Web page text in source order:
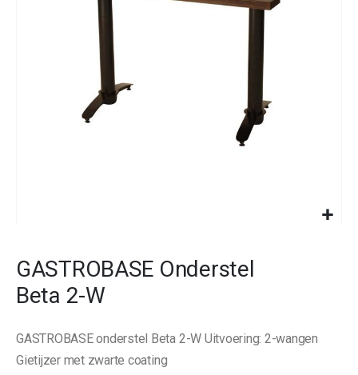
the
of
images
GASTROBASE Onderstel
Beta 2-W
GASTROBASE onderstel Beta 2-W Uitvoering: 2-wangen
Gietijzer met zwarte coating